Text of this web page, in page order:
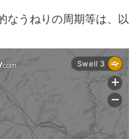
なうねりの周期等は、以